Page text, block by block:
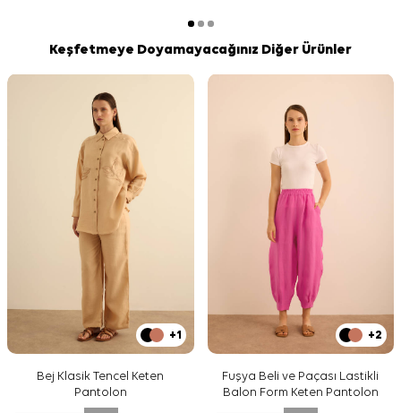
Keşfetmeye Doyamayacağınız Diğer Ürünler
+1
Bej Klasik Tencel Keten
Pantolon
+2
Fuşya Beli ve Paçası Lastikli
Balon Form Keten Pantolon